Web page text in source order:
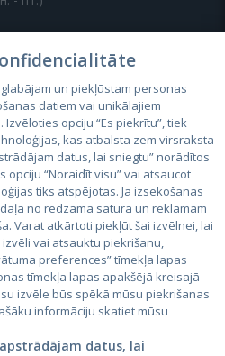
un piekļūstam personas
datiem vai unikālajiem
opciju “Es piekrītu”, tiek
kas atbalsta zem virsraksta
datus, lai sniegtu” norādītos
opciju “Noraidīt visu” vai atsaucot
tiks atspējotas. Ja izsekošanas
no redzamā satura un reklāmām
Varat atkārtoti piekļūt šai izvēlnei, lai
vai atsauktu piekrišanu,
preferences” tīmekļa lapas
tīmekļa lapas apakšējā kreisajā
izvēle būs spēkā mūsu piekrišanas
informāciju skatiet mūsu
datus, lai